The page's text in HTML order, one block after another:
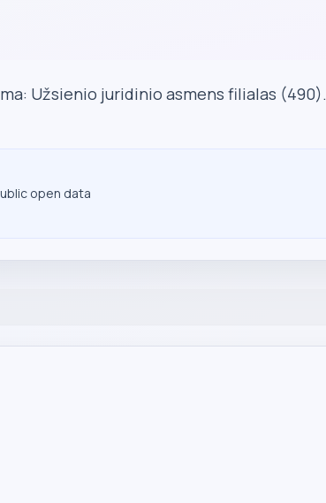
Užsienio juridinio asmens filialas (490).
open data